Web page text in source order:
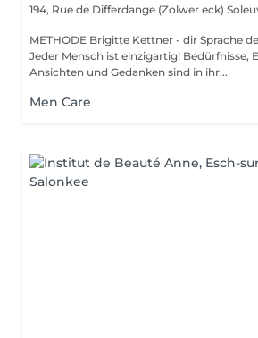
194, Rue de Differdange (Zolwer eck)
METHODE Brigitte Kettner - dir Sprache
Jeder Mensch ist einzigartig! Bedürfnisse,
Ansichten und Gedanken sind in ihr...
Men Care